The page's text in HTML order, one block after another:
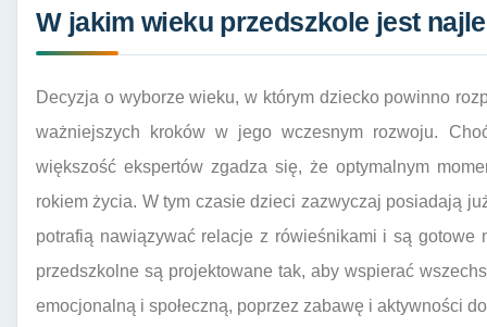
W jakim wieku przedszkole jest
Decyzja o wyborze wieku, w którym dziecko powinno
ważniejszych kroków w jego wczesnym rozwoju.
większość ekspertów zgadza się, że optymalnym
rokiem życia. W tym czasie dzieci zazwyczaj posiadają
potrafią nawiązywać relacje z rówieśnikami i są gotowe
przedszkolne są projektowane tak, aby wspierać
emocjonalną i społeczną, poprzez zabawę i aktywności